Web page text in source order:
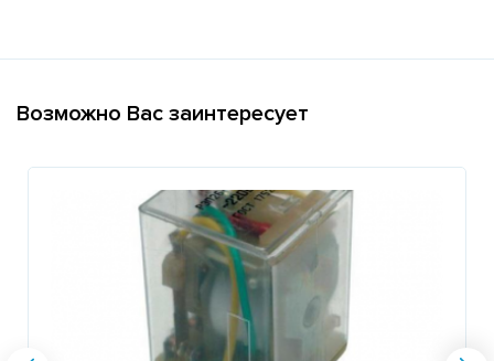
Возможно Вас заинтересует